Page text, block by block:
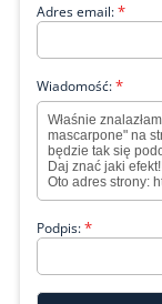
Adres email:*
Wiadomość:*
Podpis:*